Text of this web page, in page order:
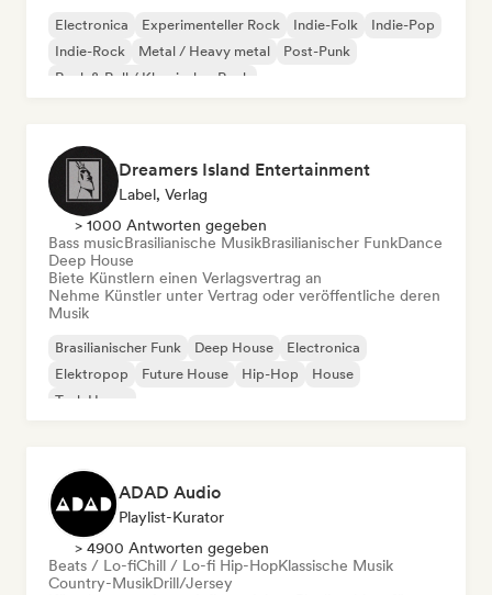
Electronica Experimenteller Rock Indie-Folk
Indie-Pop
Indie-Rock
Metal / Heavy metal
Post-Punk
Rock & Roll / Klassischer Rock
Dreamers Island Entertainment
Label, Verlag
> 1000 Antworten gegeben
Bass musicBrasilianische MusikBrasilianischer FunkDance
Deep House
Biete Künstlern einen Verlagsvertrag an
Nehme Künstler unter Vertrag oder veröffentliche deren
Musik
Brasilianischer Funk Deep House
Electronica
Elektropop
Future House Hip-Hop
House
Tech House
ADAD Audio
Playlist-Kurator
> 4900 Antworten gegeben
Beats / Lo-fiChill / Lo-fi Hip-HopKlassische Musik
Country-MusikDrill/Jersey